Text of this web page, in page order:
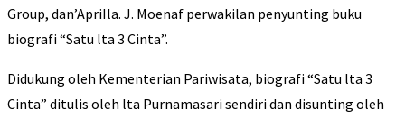
Group, dan’ApriIla. J. Moenaf perwakilan penyunting buku
biografi “Satu lta 3 Cinta”.
Didukung oleh Kementerian Pariwisata, biografi “Satu lta 3
Cinta” ditulis oleh lta Purnamasari sendiri dan disunting oleh